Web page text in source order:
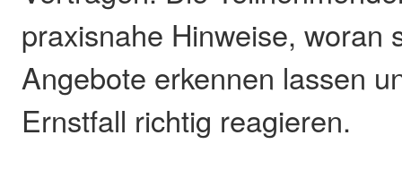
praxisnahe Hinweise, woran
Angebote erkennen lassen
Ernstfall richtig reagieren.